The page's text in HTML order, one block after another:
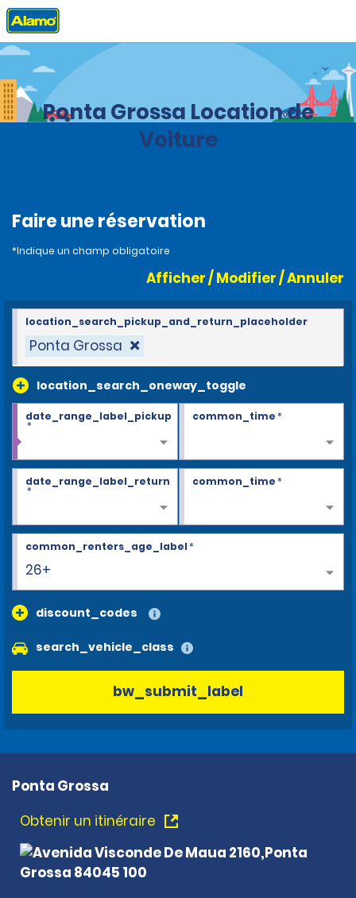
Accueil Agences
Ponta Grossa Location de
Voiture
Faire une réservation
*Indique un champ obligatoire
Afficher / Modifier / Annuler
Ponta Grossa
location_search_oneway_toggle
location_search_pickup_and_return_placeholder
date_range_label_pickup
*
common_time*
date_range_label_return
*
common_time*
26+
common_renters_age_label*
discount_codes
search_vehicle_class
bw_submit_label
Ponta Grossa
Obtenir un itinéraire